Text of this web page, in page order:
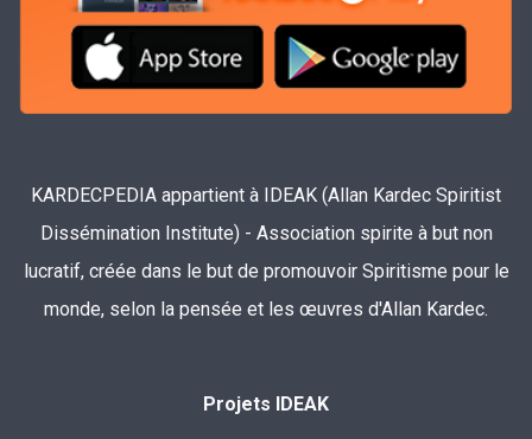
KARDECPEDIA appartient à IDEAK (Allan Kardec Spiritist
Dissémination Institute) - Association spirite à but non
lucratif, créée dans le but de promouvoir Spiritisme pour le
monde, selon la pensée et les œuvres d'Allan Kardec.
Projets IDEAK